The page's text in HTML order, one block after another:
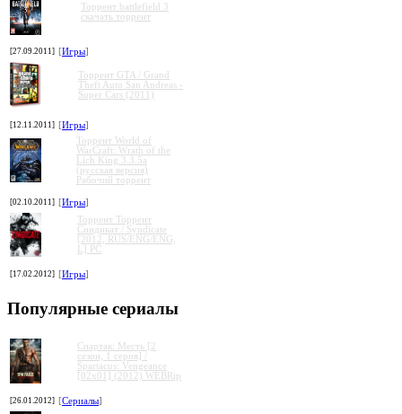
Торрент battlefield 3
скачать торрент
[27.09.2011] [Игры]
Торрент GTA / Grand
Theft Auto San Andreas -
Super Cars (2011)
[12.11.2011] [Игры]
Торрент World of
WarCraft: Wrath of the
Lich King 3.3.5a
(русская версия)
Рабочий торрент
[02.10.2011] [Игры]
Торрент Торрент
Cиндикат / Syndicate
[2012, RUS/ENG/ENG,
L] PC
[17.02.2012] [Игры]
Популярные сериалы
Спартак: Месть [2
сезон, 1 серия] /
Spartacus: Vengeance
[02x01] (2012) WEBRip
[26.01.2012] [Сериалы]